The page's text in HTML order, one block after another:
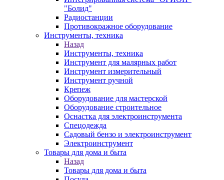
"Болид"
Радиостанции
Противокражное оборудование
Инструменты, техника
Назад
Инструменты, техника
Инструмент для малярных работ
Инструмент измерительный
Инструмент ручной
Крепеж
Оборудование для мастерской
Оборудование строительное
Оснастка для электроинструмента
Спецодежда
Садовый бензо и электроинструмент
Электроинструмент
Товары для дома и быта
Назад
Товары для дома и быта